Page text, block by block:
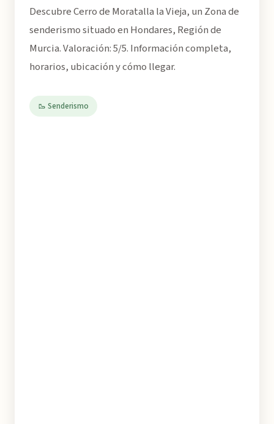
Descubre Cerro de Moratalla la Vieja, un Zona de
senderismo situado en Hondares, Región de
Murcia. Valoración: 5/5. Información completa,
horarios, ubicación y cómo llegar.
🥾 Senderismo